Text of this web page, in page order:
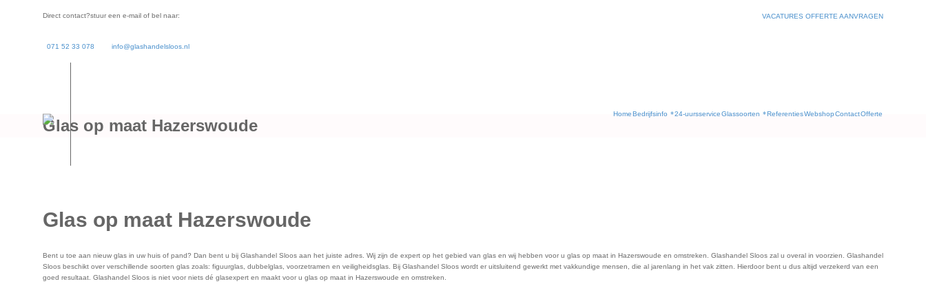
Direct contact?stuur een e-mail of bel naar:
071 52 33 078 info@glashandelsloos.nl
VACATURES OFFERTE AANVRAGEN
HomeBedrijfsinfo 24-uursserviceGlassoorten ReferentiesWebshopContactOfferte
Glas op maat Hazerswoude
Glas op maat Hazerswoude
Bent u toe aan nieuw glas in uw huis of pand? Dan bent u bij Glashandel Sloos aan het juiste adres. Wij zijn de expert op het gebied van glas en wij hebben voor u glas op maat in Hazerswoude en omstreken. Glashandel Sloos zal u overal in voorzien. Glashandel
Sloos beschikt over verschillende soorten glas zoals: figuurglas, dubbelglas, voorzetramen en veiligheidsglas. Bij Glashandel Sloos wordt er uitsluitend gewerkt met vakkundige mensen, die al jarenlang in het vak zitten. Hierdoor bent u dus altijd verzekerd van een
goed resultaat. Glashandel Sloos is niet voor niets dé glasexpert en maakt voor u glas op maat in Hazerswoude en omstreken.